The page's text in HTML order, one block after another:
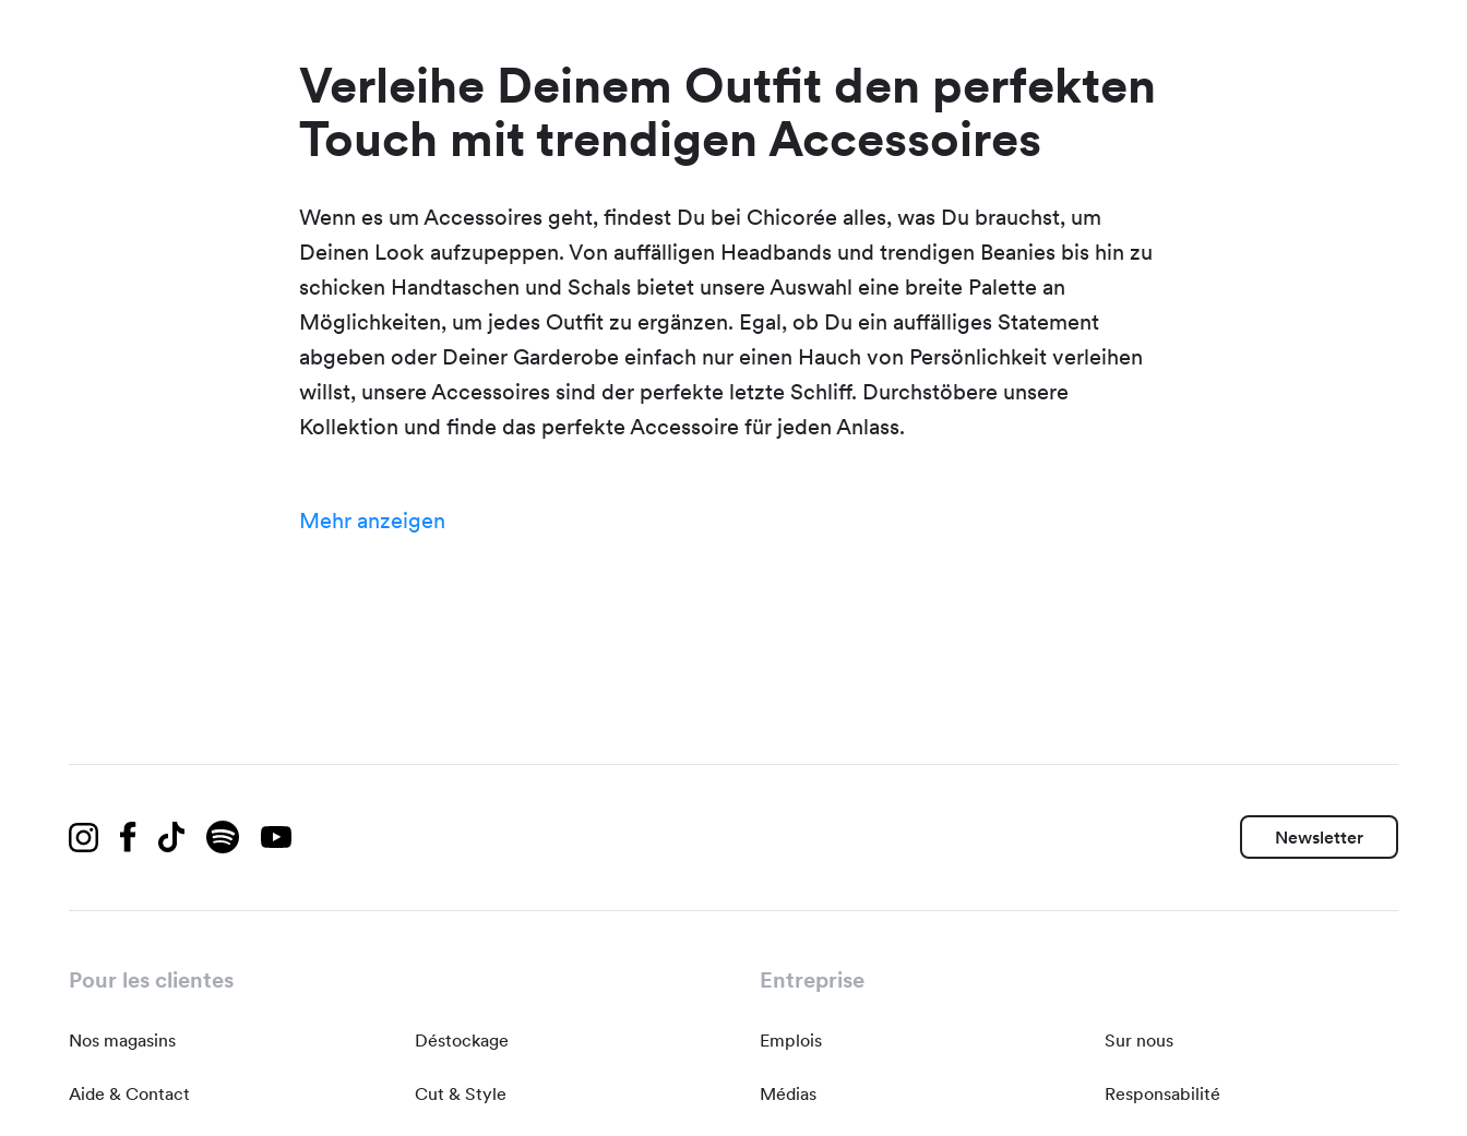
Verleihe Deinem Outfit den perfekten
Touch mit trendigen Accessoires
Wenn es um Accessoires geht, findest Du bei Chicorée alles, was Du brauchst, um
Deinen Look aufzupeppen. Von auffälligen Headbands und trendigen Beanies bis hin zu
schicken Handtaschen und Schals bietet unsere Auswahl eine breite Palette an
Möglichkeiten, um jedes Outfit zu ergänzen. Egal, ob Du ein auffälliges Statement
abgeben oder Deiner Garderobe einfach nur einen Hauch von Persönlichkeit verleihen
willst, unsere Accessoires sind der perfekte letzte Schliff. Durchstöbere unsere
Kollektion und finde das perfekte Accessoire für jeden Anlass.
Mehr anzeigen
Newsletter
Pour les clientes
Nos magasins Déstockage
Aide & Contact Cut & Style
Entreprise
Emplois Sur nous
Médias Responsabilité